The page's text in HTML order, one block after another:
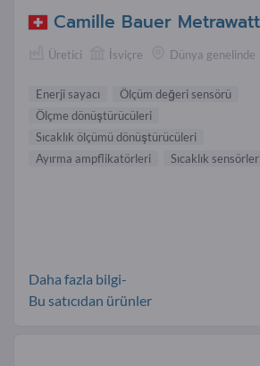
Camille Bauer
Üretici İsviçre Dünya genelinde
Enerji sayacı
Ölçüm değeri sensörü
Ölçme dönüştürücüleri
Sıcaklık ölçümü dönüştürücüleri
Ayırma ampflikatörleri
Sıcaklık
Daha fazla bilgi-
Bu satıcıdan ürünler